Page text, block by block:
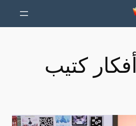
أفكار كتيب